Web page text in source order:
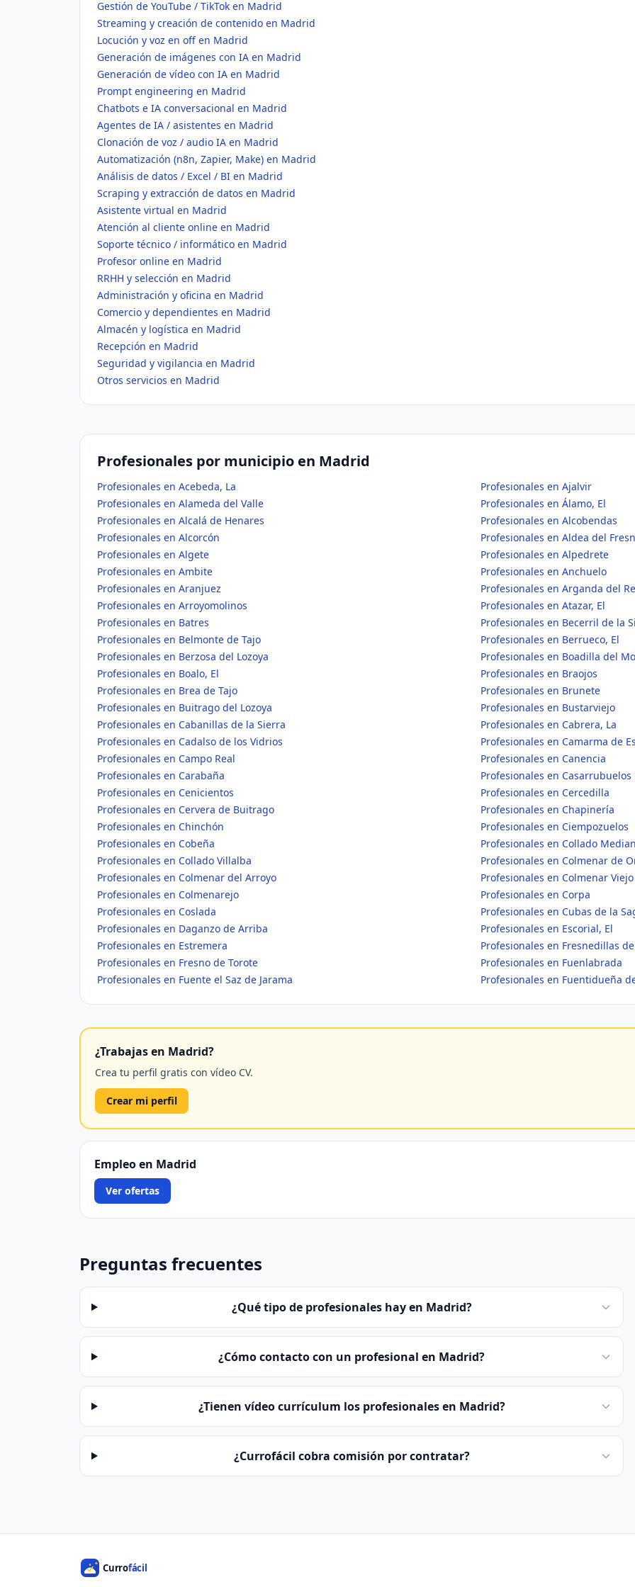
Gestión de YouTube / TikTok en Madrid
Streaming y creación de contenido en Madrid
Locución y voz en off en Madrid
Generación de imágenes con IA en Madrid
Generación de vídeo con IA en Madrid
Prompt engineering en Madrid
Chatbots e IA conversacional en Madrid
Agentes de IA / asistentes en Madrid
Clonación de voz / audio IA en Madrid
Automatización (n8n, Zapier, Make) en Madrid
Análisis de datos / Excel / BI en Madrid
Scraping y extracción de datos en Madrid
Asistente virtual en Madrid
Atención al cliente online en Madrid
Soporte técnico / informático en Madrid
Profesor online en Madrid
RRHH y selección en Madrid
Administración y oficina en Madrid
Comercio y dependientes en Madrid
Almacén y logística en Madrid
Recepción en Madrid
Seguridad y vigilancia en Madrid
Otros servicios en Madrid
Profesionales por municipio en Madrid
Profesionales en Acebeda, La
Profesionales en Ajalvir
Profesionales en Alameda del Valle
Profesionales en Álamo, El
Profesionales en Alcalá de Henares
Profesionales en Alcobendas
Profesionales en Alcorcón
Profesionales en Aldea del
Profesionales en Algete
Profesionales en Alpedrete
Profesionales en Ambite
Profesionales en Anchuelo
Profesionales en Aranjuez
Profesionales en Arganda del
Profesionales en Arroyomolinos
Profesionales en Atazar, El
Profesionales en Batres
Profesionales en Becerril de la
Profesionales en Belmonte de Tajo
Profesionales en Berrueco, El
Profesionales en Berzosa del Lozoya
Profesionales en Boadilla del
Profesionales en Boalo, El
Profesionales en Braojos
Profesionales en Brea de Tajo
Profesionales en Brunete
Profesionales en Buitrago del Lozoya
Profesionales en Bustarviejo
Profesionales en Cabanillas de la Sierra
Profesionales en Cabrera, La
Profesionales en Cadalso de los Vidrios
Profesionales en Camarma de
Profesionales en Campo Real
Profesionales en Canencia
Profesionales en Carabaña
Profesionales en Casarrubuelos
Profesionales en Cenicientos
Profesionales en Cercedilla
Profesionales en Cervera de Buitrago
Profesionales en Chapinería
Profesionales en Chinchón
Profesionales en Ciempozuelos
Profesionales en Cobeña
Profesionales en Collado
Profesionales en Collado Villalba
Profesionales en Colmenar de
Profesionales en Colmenar del Arroyo
Profesionales en Colmenar Viejo
Profesionales en Colmenarejo
Profesionales en Corpa
Profesionales en Coslada
Profesionales en Cubas de la
Profesionales en Daganzo de Arriba
Profesionales en Escorial, El
Profesionales en Estremera
Profesionales en Fresnedillas
Profesionales en Fresno de Torote
Profesionales en Fuenlabrada
Profesionales en Fuente el Saz de Jarama
Profesionales en Fuentidueña
¿Trabajas en Madrid?
Crea tu perfil gratis con vídeo CV.
Crear mi perfil
Empleo en Madrid
Ver ofertas
Preguntas frecuentes
¿Qué tipo de profesionales hay en Madrid?
¿Cómo contacto con un profesional en Madrid?
¿Tienen vídeo currículum los profesionales en Madrid?
¿Currofácil cobra comisión por contratar?